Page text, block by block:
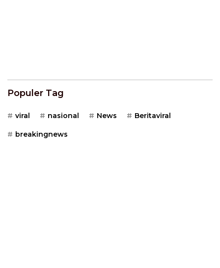
Populer Tag
viral nasional News Beritaviral
breakingnews